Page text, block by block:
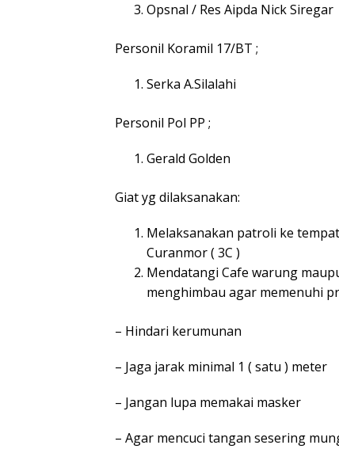
Opsnal / Res Aipda Nick Siregar
Personil Koramil 17/BT ;
Serka A.Silalahi
Personil Pol PP ;
Gerald Golden
Giat yg dilaksanakan:
Melaksanakan patroli ke
Curanmor ( 3C )
Mendatangi Cafe warung
menghimbau agar memenuhi
– Hindari kerumunan
– Jaga jarak minimal 1 ( satu ) meter
– Jangan lupa memakai masker
– Agar mencuci tangan sesering